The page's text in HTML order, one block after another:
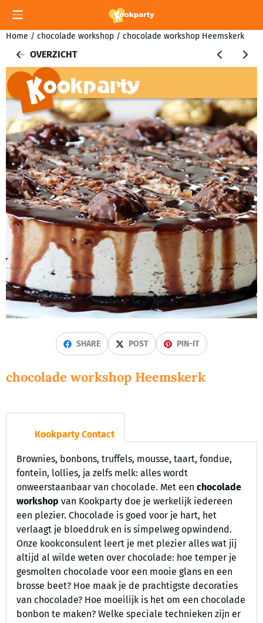
Cookievoorkeuren zijn momenteel gesloten.
Home / chocolade workshop / chocolade workshop Heemskerk
OVERZICHT
SHARE POST PIN-IT
chocolade workshop Heemskerk
Kookparty Contact
Brownies, bonbons, truffels, mousse, taart, fondue,
fontein, lollies, ja zelfs melk: alles wordt
onweerstaanbaar van chocolade. Met eenchocolade
workshopvan Kookparty doe je werkelijk iedereen
een plezier. Chocolade is goed voor je hart, het
verlaagt je bloeddruk en is simpelweg opwindend.
Onze kookconsulent leert je met plezier alles wat jij
altijd al wilde weten over chocolade: hoe temper je
gesmolten chocolade voor een mooie glans en een
brosse beet? Hoe maak je de prachtigste decoraties
van chocolade? Hoe moeilijk is het om een chocolade
bonbon te maken? Welke speciale technieken zijn er